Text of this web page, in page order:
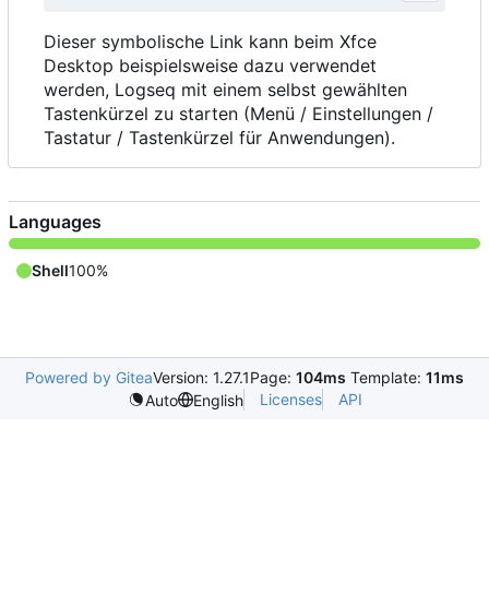
Dieser symbolische Link kann beim Xfce
Desktop beispielsweise dazu verwendet
werden, Logseq mit einem selbst gewählten
Tastenkürzel zu starten (Menü / Einstellungen /
Tastatur / Tastenkürzel für Anwendungen).
Languages
Shell100%
Powered by GiteaVersion: 1.27.1Page: 104ms Template: 11ms
Auto
English Licenses API